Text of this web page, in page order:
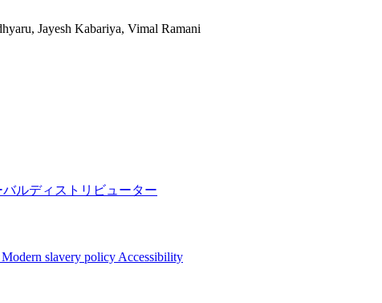
Jayesh Kabariya, Vimal Ramani
バルディストリビューター
Modern slavery policy Accessibility